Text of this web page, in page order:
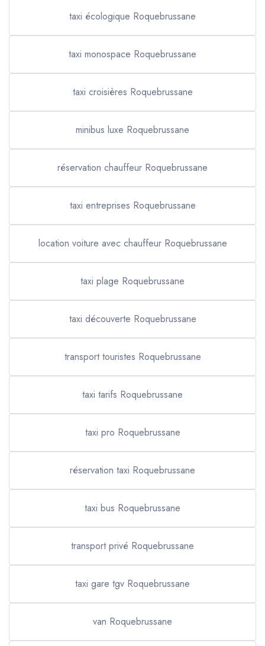
taxi écologique Roquebrussane
taxi monospace Roquebrussane
taxi croisières Roquebrussane
minibus luxe Roquebrussane
réservation chauffeur Roquebrussane
taxi entreprises Roquebrussane
location voiture avec chauffeur Roquebrussane
taxi plage Roquebrussane
taxi découverte Roquebrussane
transport touristes Roquebrussane
taxi tarifs Roquebrussane
taxi pro Roquebrussane
réservation taxi Roquebrussane
taxi bus Roquebrussane
transport privé Roquebrussane
taxi gare tgv Roquebrussane
van Roquebrussane